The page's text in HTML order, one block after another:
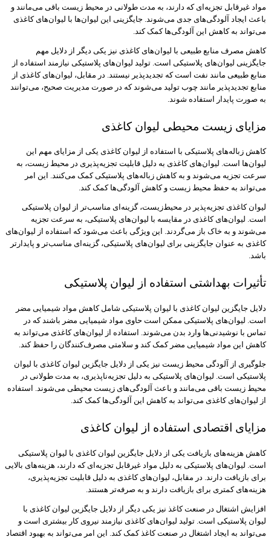
مواد غیرقابل تجزیه‌ای که دارند، به مدت طولانی در محیط زیست باقی می‌مانند و
باعث ایجاد آلودگی‌های جدی می‌شوند. جایگزینی این لیوان‌ها با لیوان‌های کاغذی
می‌تواند به کاهش این آلودگی‌ها کمک کند.
کاهش مصرف منابع طبیعی با لیوان‌های کاغذی نیز یکی دیگر از دلایل مهم
جایگزینی لیوان‌های پلاستیکی است. تولید لیوان‌های پلاستیکی نیازمند استفاده از
منابع طبیعی مانند نفت است که تجدیدپذیر نیستند. در مقابل، لیوان‌های کاغذی از
منابع تجدیدپذیر مانند چوب تولید می‌شوند که در صورت مدیریت صحیح، می‌توانند
به صورت پایدار استفاده شوند.
مزایای زیست محیطی لیوان کاغذی
کاهش زباله‌های پلاستیکی با استفاده از لیوان کاغذی یکی از مزایای مهم این
لیوان‌ها است. لیوان‌های کاغذی به دلیل قابلیت تجزیه‌پذیری در محیط زیست، به
سرعت تجزیه می‌شوند و به کاهش زباله‌های پلاستیکی کمک می‌کنند. این امر
می‌تواند به حفظ محیط زیست و کاهش آلودگی‌ها کمک کند.
لیوان کاغذی تجزیه‌پذیر در محیط‌زیست، گزینه‌ای مناسب‌تر از لیوان پلاستیکی
است. لیوان‌های کاغذی در مقایسه با لیوان‌های پلاستیکی، به سرعت تجزیه
می‌شوند و به خاک باز می‌گردند. این ویژگی باعث می‌شود که استفاده از لیوان‌های
کاغذی به عنوان جایگزینی برای لیوان‌های پلاستیکی، گزینه‌ای مناسب‌تر و پایدارتر
باشد.
تأثیرات بهداشتی استفاده از لیوان پلاستیکی
دلایل جایگزین لیوان کاغذی با لیوان پلاستیکی شامل کاهش مواد شیمیایی مضر
است. لیوان‌های پلاستیکی ممکن است حاوی مواد شیمیایی مضر باشند که در
تماس با نوشیدنی‌ها وارد بدن می‌شوند. استفاده از لیوان‌های کاغذی می‌تواند به
کاهش این مواد شیمیایی مضر کمک کند و سلامتی مصرف‌کنندگان را حفظ کند.
جلوگیری از آلودگی محیط زیست نیز یکی از دلایل جایگزین لیوان کاغذی با لیوان
پلاستیکی است. لیوان‌های پلاستیکی به دلیل تجزیه‌ناپذیری، به مدت طولانی در
محیط زیست باقی می‌مانند و باعث آلودگی‌های زیست محیطی می‌شوند. استفاده
از لیوان‌های کاغذی می‌تواند به کاهش این آلودگی‌ها کمک کند.
مزایای اقتصادی استفاده از لیوان کاغذی
کاهش هزینه‌های بازیافت یکی از دلایل جایگزین لیوان کاغذی با لیوان پلاستیکی
است. لیوان‌های پلاستیکی به دلیل مواد غیرقابل تجزیه‌ای که دارند، هزینه‌های بالایی
برای بازیافت دارند. در مقابل، لیوان‌های کاغذی به دلیل قابلیت تجزیه‌پذیری،
هزینه‌های کمتری برای بازیافت دارند و به صرفه‌تر هستند.
افزایش اشتغال در صنعت کاغذ نیز یکی دیگر از دلایل جایگزین لیوان کاغذی با
لیوان پلاستیکی است. تولید لیوان‌های کاغذی نیازمند نیروی کار بیشتری است و
می‌تواند به ایجاد اشتغال در صنعت کاغذ کمک کند. این امر می‌تواند به بهبود اقتصاد